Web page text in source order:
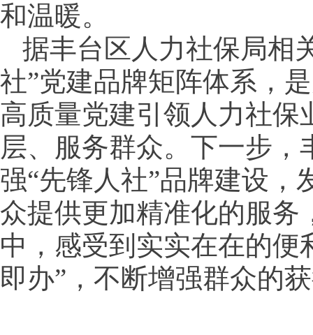
和温暖。
据丰台区人力社保局相
社”党建品牌矩阵体系，
高质量党建引领人力社保
层、服务群众。下一步
强“先锋人社”品牌建设
众提供更加精准化的服务
中，感受到实实在在的便
即办”，不断增强群众的